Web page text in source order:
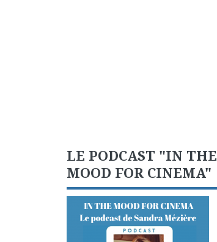
LE PODCAST "IN THE
MOOD FOR CINEMA"